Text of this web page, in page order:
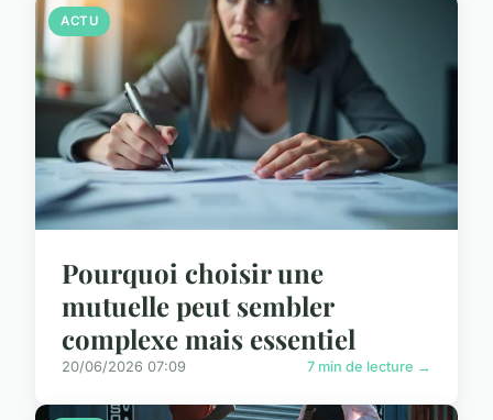
ACTU
Pourquoi choisir une
mutuelle peut sembler
complexe mais essentiel
20/06/2026 07:09 7 min de lecture →